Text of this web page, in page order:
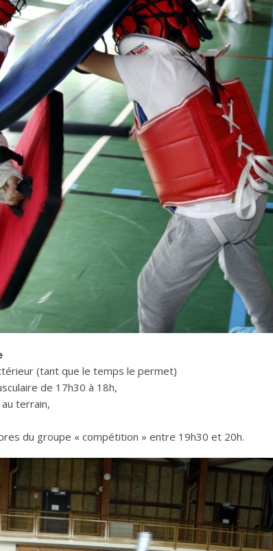
(tant que le temps le permet)
de 17h30 à 18h,
terrain,
du groupe « compétition » entre 19h30 et 20h.